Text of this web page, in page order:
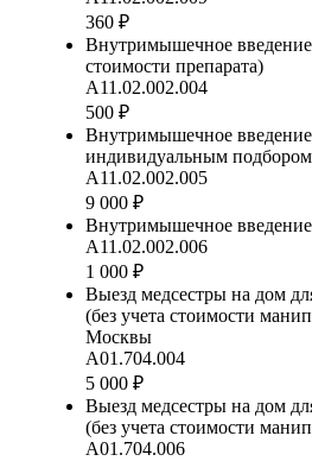
360 ₽
Внутримышечное
стоимости препарата)
А11.02.002.004
500 ₽
Внутримышечное
индивидуальным
А11.02.002.005
9 000 ₽
Внутримышечное
А11.02.002.006
1 000 ₽
Выезд медсестры на дом
(без учета стоимости
Москвы
А01.704.004
5 000 ₽
Выезд медсестры на дом
(без учета стоимости
А01.704.006